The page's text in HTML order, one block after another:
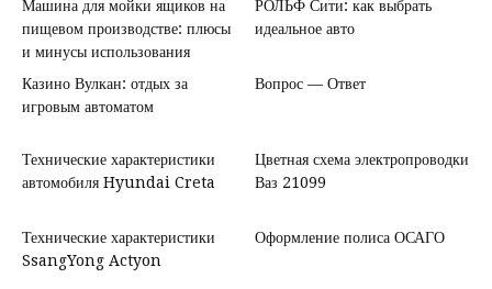
Машина для мойки ящиков на
пищевом производстве: плюсы
и минусы использования
РОЛЬФ Сити: как выбрать
идеальное авто
Казино Вулкан: отдых за
игровым автоматом
Вопрос — Ответ
Технические характеристики
автомобиля Hyundai Creta
Цветная схема электропроводки
Ваз 21099
Технические характеристики
SsangYong Actyon
Оформление полиса ОСАГО